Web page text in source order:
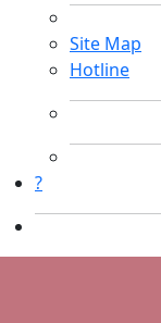
Site Map
Hotline
?